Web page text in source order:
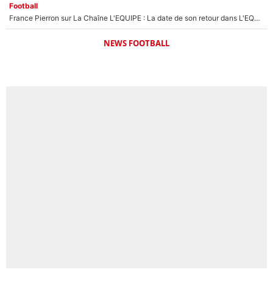
Football
France Pierron sur La Chaîne L'EQUIPE : La date de son retour dans L'EQUIPE de Choc est connue... et c'était très attendu
NEWS FOOTBALL